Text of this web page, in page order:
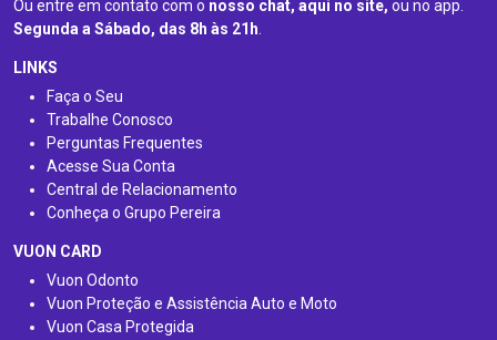
Ou entre em contato com o nosso chat, aqui no site, ou no app.
Segunda a Sábado, das 8h às 21h.
LINKS
Faça o Seu
Trabalhe Conosco
Perguntas Frequentes
Acesse Sua Conta
Central de Relacionamento
Conheça o Grupo Pereira
VUON CARD
Vuon Odonto
Vuon Proteção e Assistência Auto e Moto
Vuon Casa Protegida